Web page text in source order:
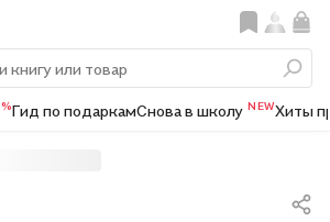
%Гид по подаркамСнова в школу NEWХиты